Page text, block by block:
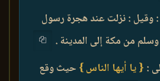
: وقيل : نزلت عند هجرة رسول
وسلم من مكة إلى المدينة .
: { يا أيها الناس } حيث وقع